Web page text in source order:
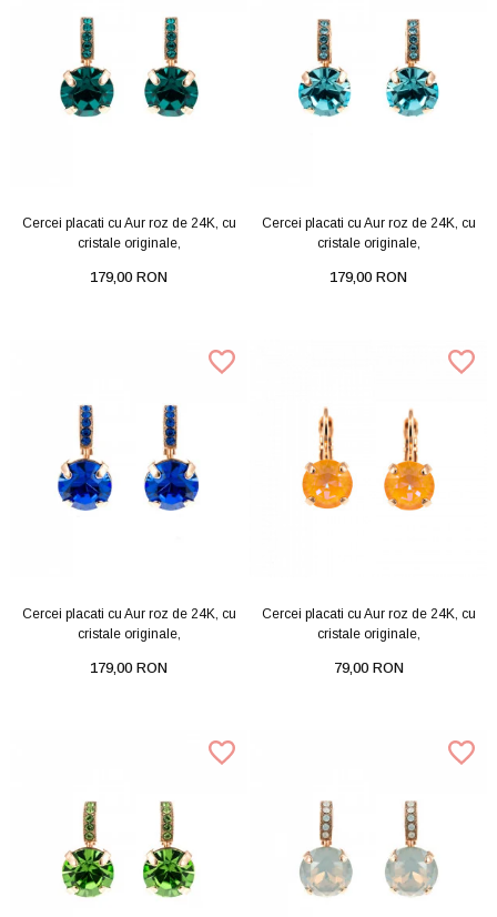
Cercei placati cu Aur roz de 24K, cu
cristale originale,
179,00 RON
Cercei placati cu Aur roz de 24K, cu
cristale originale,
179,00 RON
Cercei placati cu Aur roz de 24K, cu
cristale originale,
179,00 RON
Cercei placati cu Aur roz de 24K, cu
cristale originale,
79,00 RON